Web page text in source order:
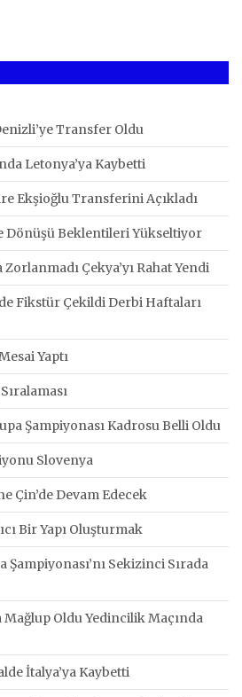
Transfer Oldu
Letonya’ya Kaybetti
Ekşioğlu Transferini Açıkladı
Dönüşü Beklentileri Yükseltiyor
Çekya’yı Rahat Yendi
Fikstür Çekildi Derbi Haftaları
Yaptı
Şampiyonası Kadrosu Belli Oldu
Slovenya
Çin’de Devam Edecek
Bir Yapı Oluşturmak
Sekizinci Sırada
Mağlup Oldu Yedincilik Maçında
İtalya’ya Kaybetti